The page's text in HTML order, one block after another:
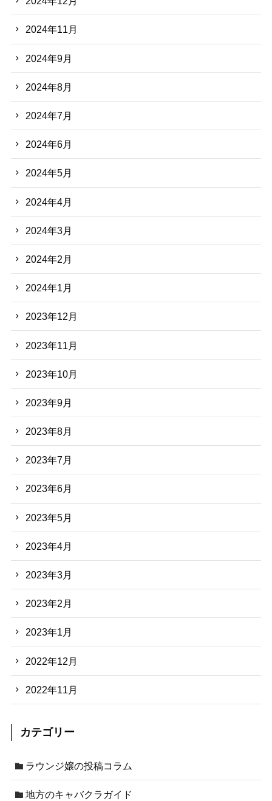
2024年11月
2024年9月
2024年8月
2024年7月
2024年6月
2024年5月
2024年4月
2024年3月
2024年2月
2024年1月
2023年12月
2023年11月
2023年10月
2023年9月
2023年8月
2023年7月
2023年6月
2023年5月
2023年4月
2023年3月
2023年2月
2023年1月
2022年12月
2022年11月
カテゴリー
ラウンジ嬢の投稿コラム
地方のキャバクラガイド